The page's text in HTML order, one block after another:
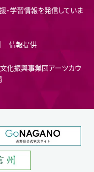
・学習情報を発信していま
情報提供
化振興事業団アーツカウ